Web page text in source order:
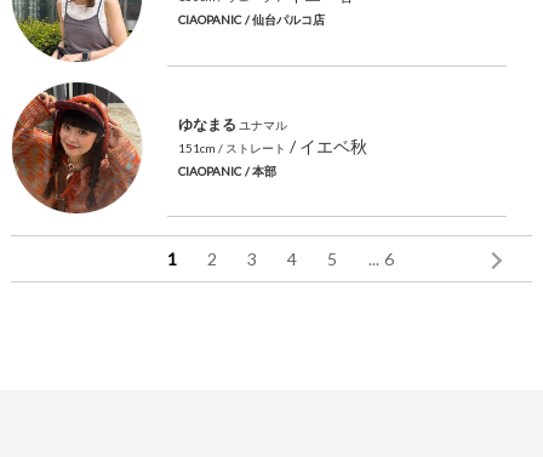
CIAOPANIC / 仙台パルコ店
ゆなまる ユナマル
151cm / ストレート / イエベ秋
CIAOPANIC / 本部
1 2 3 4 5 ... 6